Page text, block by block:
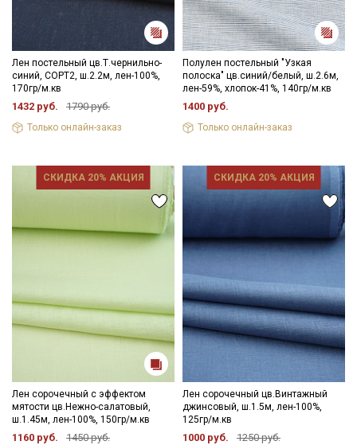
Лен постельный цв.Т.чернильно-
синий, СОРТ2, ш.2.2м, лен-100%,
170гр/м.кв
1432 руб. 1790 руб.
Только онлайн-заказ
Полулен постельный "Узкая
полоска" цв.синий/белый, ш.2.6м,
лен-59%, хлопок-41%, 140гр/м.кв
1400 руб.
Только онлайн-заказ
СКИДКА 20% АКЦИЯ
Лен сорочечный с эффектом
мятости цв.Нежно-салатовый,
ш.1.45м, лен-100%, 150гр/м.кв
1160 руб. 1450 руб.
СКИДКА 20% АКЦИЯ
Лен сорочечный цв.Винтажный
джинсовый, ш.1.5м, лен-100%,
125гр/м.кв
1000 руб. 1250 руб.